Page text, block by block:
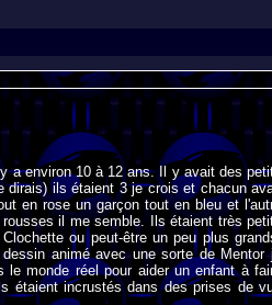
a environ 10 à 12 ans. Il y avait des
dirais) ils étaient 3 je crois et chacun
en rose un garçon tout en bleu et
il me semble. Ils étaient très
ou peut-être un peu plus
animé avec une sorte de Mentor
monde réel pour aider un enfant à
étaient incrustés dans des prises de